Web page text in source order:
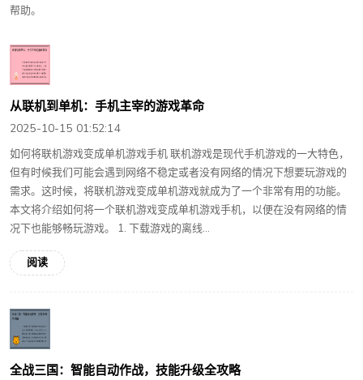
帮助。
从联机到单机：手机主宰的游戏革命
2025-10-15 01:52:14
如何将联机游戏变成单机游戏手机 联机游戏是现代手机游戏的一大特色，
但有时候我们可能会遇到网络不稳定或者没有网络的情况下想要玩游戏的
需求。这时候，将联机游戏变成单机游戏就成为了一个非常有用的功能。
本文将介绍如何将一个联机游戏变成单机游戏手机，以便在没有网络的情
况下也能够畅玩游戏。 1. 下载游戏的离线...
阅读
全战三国：智能自动作战，技能升级全攻略